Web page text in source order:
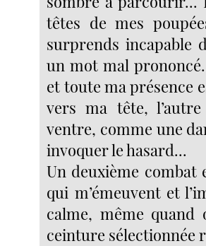
têtes de mes
surprends incapable
un mot mal
et toute ma présence
vers ma tête,
ventre, comme une
invoquer le hasard...
Un deuxième combat
qui m’émeuvent et
calme, même quand
ceinture sélectionnée